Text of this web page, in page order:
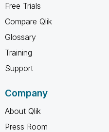
Free Trials
Compare Qlik
Glossary
Training
Support
Company
About Qlik
Press Room